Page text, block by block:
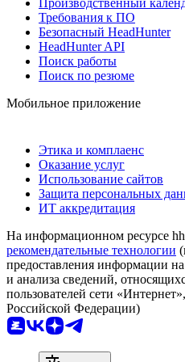
Требования к ПО
Безопасный HeadHunter
HeadHunter API
Поиск работы
Поиск по резюме
Мобильное приложение
Этика и комплаенс
Оказание услуг
Использование сайтов
Защита персональных
ИТ аккредитация
На информационном ресурсе
рекомендательные технологии
предоставления информации
и анализа сведений,
пользователей сети
Российской Федерации)